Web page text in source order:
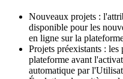
Nouveaux projets :
disponible pour les
en ligne sur la
Projets préexistants :
plateforme avant
automatique par